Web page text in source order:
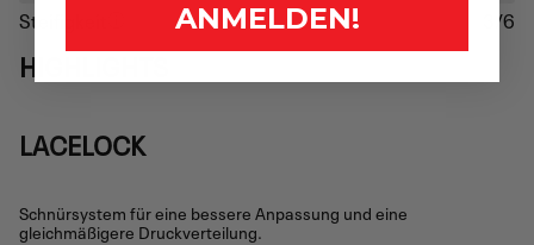
Steifigkeit
3/6
HIGHLIGHTS
LACELOCK
Schnürsystem für eine bessere Anpassung und eine
gleichmäßigere Druckverteilung.
ANMELDEN!